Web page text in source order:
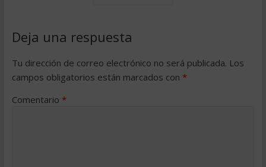
Deja una respuesta
Tu dirección de correo electrónico no será publicada. Los
campos obligatorios están marcados con *
Comentario *